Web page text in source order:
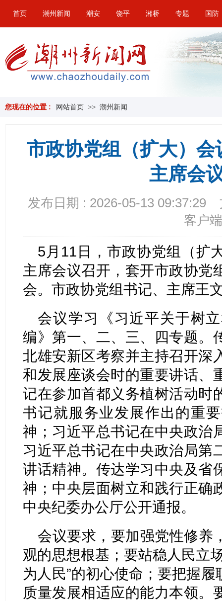
首页 潮州新闻 潮安 饶平 湘桥 专题 国防
您现在的位置 : 网站首页 >> 潮州新闻
市政协党组（扩大）
主席会
发布日期 : 2026-05-13 09:37:29
客户端
5月11日，市政协党组（扩
主席会议召开，套开市政协党
会。市政协党组书记、主席王
会议学习《习近平关于树
编》第一、二、三、四专题。
北雄安新区考察并主持召开深
和发展座谈会时的重要讲话、
记在参加首都义务植树活动时
书记就服务业发展作出的重
神；习近平总书记在中央政治
习近平总书记在中央政治局第
讲话精神。传达学习中央及省
神；中央层面树立和践行正确
中央纪委办公厅公开通报。
会议要求，要加强党性修养
观的思想根基；要站稳人民立
为人民”的初心使命；要把握
质量发展相适应的能力本领。